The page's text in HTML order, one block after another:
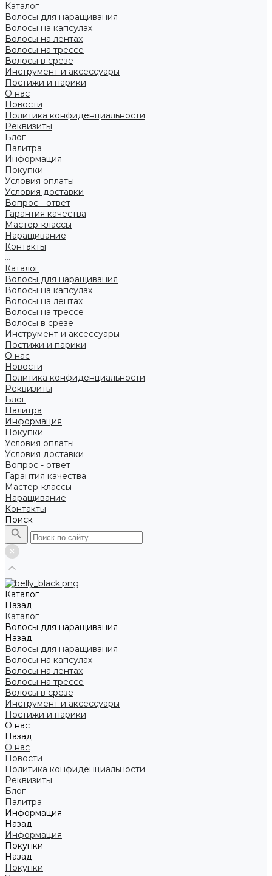
Каталог
Волосы для наращивания
Волосы на капсулах
Волосы на лентах
Волосы на трессе
Волосы в срезе
Инструмент и аксессуары
Постижи и парики
О нас
Новости
Политика конфиденциальности
Реквизиты
Блог
Палитра
Информация
Покупки
Условия оплаты
Условия доставки
Вопрос - ответ
Гарантия качества
Мастер-классы
Наращивание
Контакты
...
Каталог
Волосы для наращивания
Волосы на капсулах
Волосы на лентах
Волосы на трессе
Волосы в срезе
Инструмент и аксессуары
Постижи и парики
О нас
Новости
Политика конфиденциальности
Реквизиты
Блог
Палитра
Информация
Покупки
Условия оплаты
Условия доставки
Вопрос - ответ
Гарантия качества
Мастер-классы
Наращивание
Контакты
Поиск
Каталог
Назад
Каталог
Волосы для наращивания
Назад
Волосы для наращивания
Волосы на капсулах
Волосы на лентах
Волосы на трессе
Волосы в срезе
Инструмент и аксессуары
Постижи и парики
О нас
Назад
О нас
Новости
Политика конфиденциальности
Реквизиты
Блог
Палитра
Информация
Назад
Информация
Покупки
Назад
Покупки